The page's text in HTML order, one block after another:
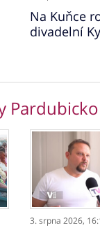
Na Kuňce
divadelní
Pardubicko
3. srpna 2026,